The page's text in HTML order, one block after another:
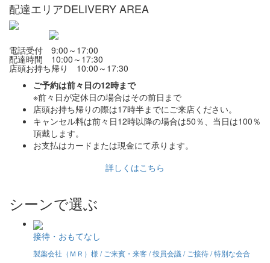
配達エリアDELIVERY AREA
電話受付 9:00～17:00
配達時間 10:00～17:30
店頭お持ち帰り 10:00～17:30
ご予約は前々日の12時まで
※前々日が定休日の場合はその前日まで
店頭お持ち帰りの際は17時半までにご来店ください。
キャンセル料は前々日12時以降の場合は50％、当日は100％
頂戴します。
お支払はカードまたは現金にて承ります。
詳しくはこちら
シーンで選ぶ
接待・おもてなし
製薬会社（ＭＲ）様 / ご来賓・来客 / 役員会議 / ご接待 / 特別な会合